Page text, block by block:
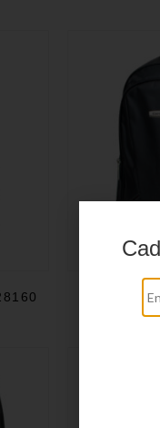
MOCHILA